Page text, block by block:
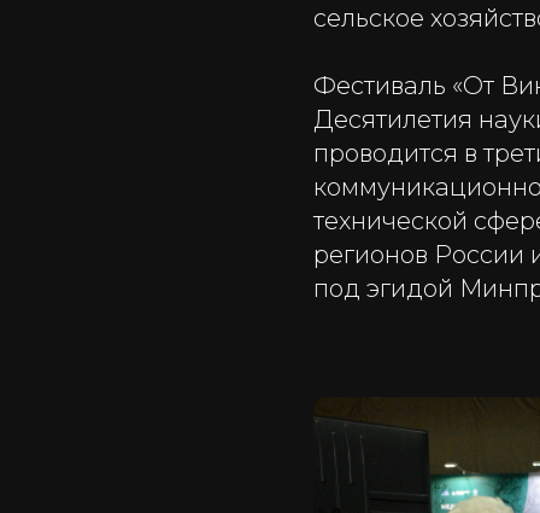
сельское
Фестиваль «От
Десятилетия
проводится в
технической
регионов России
под эгидой